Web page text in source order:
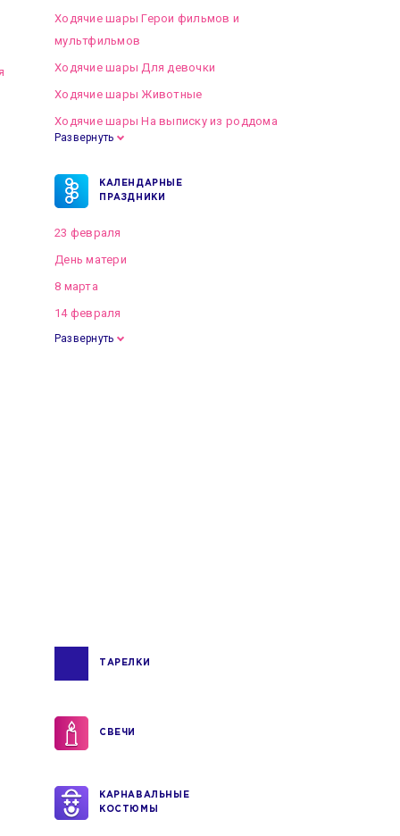
Ходячие шары Герои фильмов и
мультфильмов
Ходячие шары Для девочки
Ходячие шары Животные
Ходячие шары На выписку из роддома
Развернуть
КАЛЕНДАРНЫЕ
ПРАЗДНИКИ
23 февраля
День матери
8 марта
14 февраля
Развернуть
ТАРЕЛКИ
СВЕЧИ
КАРНАВАЛЬНЫЕ
КОСТЮМЫ